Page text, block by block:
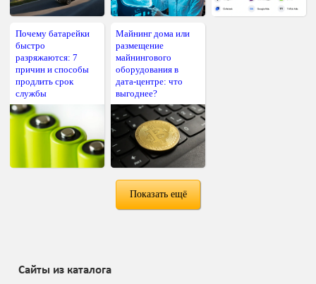
Почему батарейки
быстро
разряжаются: 7
причин и способы
продлить срок
службы
Майнинг дома или
размещение
майнингового
оборудования в
дата-центре: что
выгоднее?
Показать ещё
Сайты из каталога